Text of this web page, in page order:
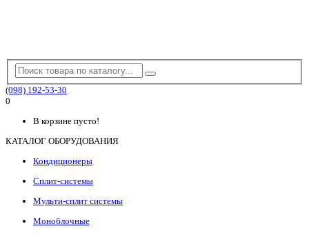
(098) 192-53-30
0
В корзине пусто!
КАТАЛОГ ОБОРУДОВАНИЯ
Кондиционеры
Сплит-системы
Мульти-сплит системы
Моноблочные